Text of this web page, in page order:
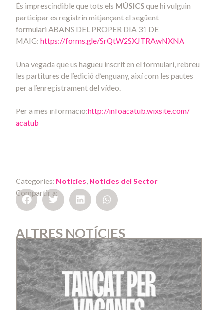
És imprescindible que tots els MÚSICS que hi vulguin
participar es registrin mitjançant el següent
formulari ABANS DEL PROPER DIA 31 DE
MAIG: https://forms.gle/SrQtW2SXJTRAwNXNA
Una vegada que us hagueu inscrit en el formulari, rebreu
les partitures de l’edició d’enguany, així com les pautes
per a l’enregistrament del vídeo.
Per a més informació:http://infoacatub.wixsite.com/
acatub
Categories: Notícies, Notícies del Sector
Compartir a:
ALTRES NOTÍCIES